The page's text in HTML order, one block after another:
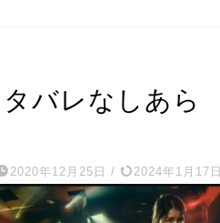
バレなしあら
2020年12月25日 / 2024年1月17日